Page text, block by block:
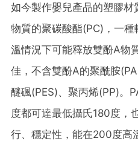
如今製作嬰兒產品的塑膠
物質的聚碳酸酯(PC)，一
溫情況下可能釋放雙酚A物
佳，不含雙酚A的聚酰胺
醚碸(PES)、聚丙烯(PP)。
度都可達最低攝氏180度，
行、穩定性，能在200度高